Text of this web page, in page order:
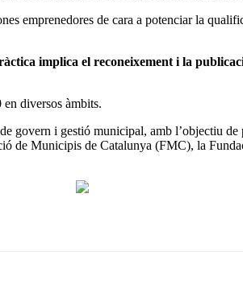
emprenedores de cara a potenciar la
implica el reconeixement i la
diversos àmbits.
govern i gestió municipal, amb l’objectiu
de Municipis de Catalunya (FMC), la